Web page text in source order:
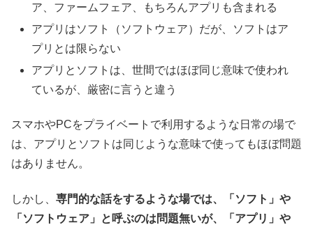
ア、ファームフェア、もちろんアプリも含まれる
アプリはソフト（ソフトウェア）だが、ソフトはア
プリとは限らない
アプリとソフトは、世間ではほぼ同じ意味で使われ
ているが、厳密に言うと違う
スマホやPCをプライベートで利用するような日常の場で
は、アプリとソフトは同じような意味で使ってもほぼ問題
はありません。
しかし、 専門的な話をするような場では、「ソフト」や
「ソフトウェア」と呼ぶのは問題無いが、「アプリ」や